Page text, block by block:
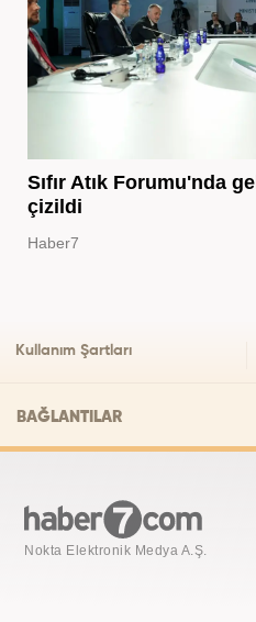
Sıfır Atık Forumu'nda
çizildi
Haber7
Kullanım Şartları
BAĞLANTILAR
Nokta Elektronik Medya A.Ş.